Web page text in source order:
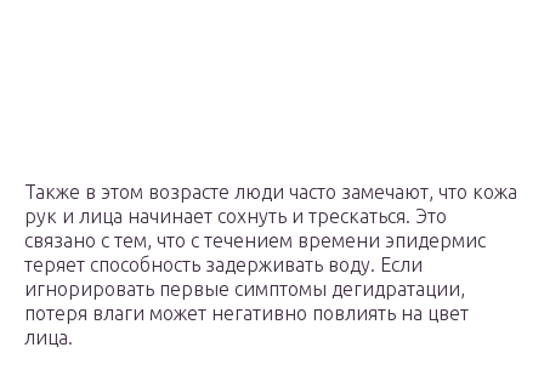
Также в этом возрасте люди часто замечают, что кожа
рук и лица начинает сохнуть и трескаться. Это
связано с тем, что с течением времени эпидермис
теряет способность задерживать воду. Если
игнорировать первые симптомы дегидратации,
потеря влаги может негативно повлиять на цвет
лица.